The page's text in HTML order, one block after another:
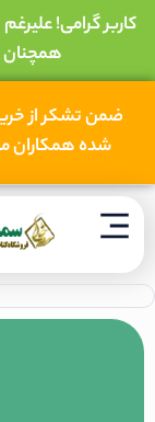
کاربر گرامی!
همچنان
ضمن تشکر از
شده همکاران